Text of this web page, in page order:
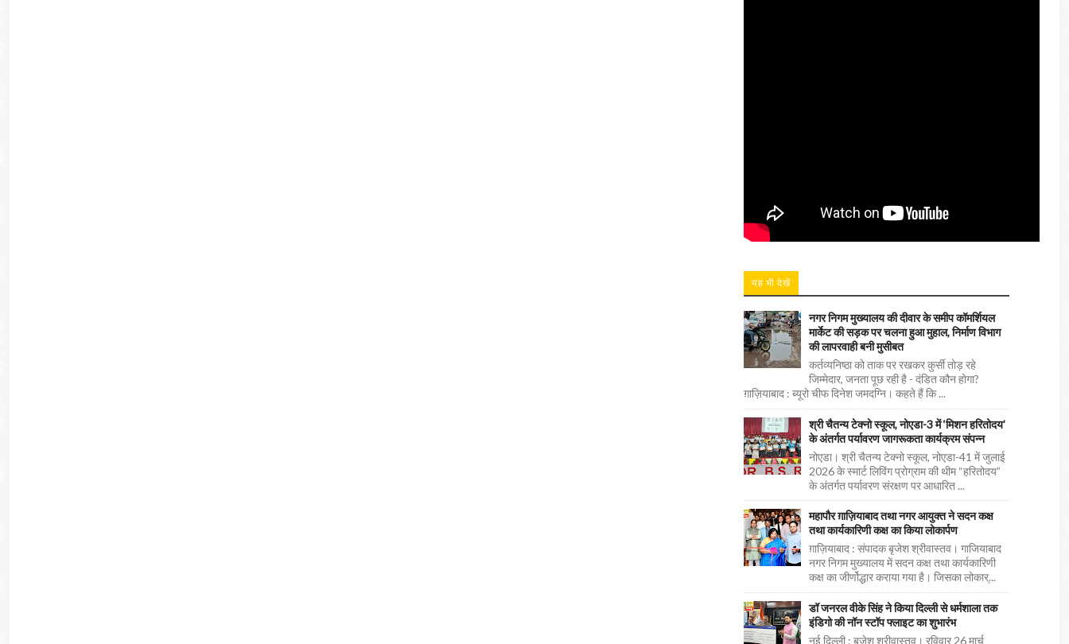
यह भी देखें
नगर निगम मुख्यालय की दीवार के समीप कॉमर्शियल
मार्केट की सड़क पर चलना हुआ मुहाल, निर्माण विभाग
की लापरवाही बनी मुसीबत
कर्तव्यनिष्ठा को ताक पर रखकर कुर्सी तोड़ रहे
जिम्मेदार, जनता पूछ रही है - दंडित कौन होगा?
ग़ाज़ियाबाद : ब्यूरो चीफ दिनेश जमदग्नि। कहते हैं कि ...
श्री चैतन्य टेक्नो स्कूल, नोएडा-3 में ‘मिशन हरितोदय’
के अंतर्गत पर्यावरण जागरूकता कार्यक्रम संपन्न
नोएडा। श्री चैतन्य टेक्नो स्कूल, नोएडा-41 में जुलाई
2026 के स्मार्ट लिविंग प्रोग्राम की थीम “हरितोदय”
के अंतर्गत पर्यावरण संरक्षण पर आधारित ...
महापौर ग़ाज़ियाबाद तथा नगर आयुक्त ने सदन कक्ष
तथा कार्यकारिणी कक्ष का किया लोकार्पण
ग़ाज़ियाबाद : संपादक बृजेश श्रीवास्तव। गाजियाबाद
नगर निगम मुख्यालय में सदन कक्ष तथा कार्यकारिणी
कक्ष का जीर्णोद्धार कराया गया है। जिसका लोकार्...
डॉ जनरल वीके सिंह ने किया दिल्ली से धर्मशाला तक
इंडिगो की नॉन स्टॉप फ्लाइट का शुभारंभ
नई दिल्ली : बृजेश श्रीवास्तव। रविवार 26 मार्च